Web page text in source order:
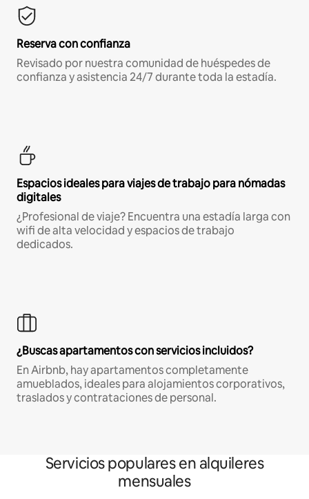
Reserva con confianza
Revisado por nuestra comunidad de huéspedes de
confianza y asistencia 24/7 durante toda la estadía.
Espacios ideales para viajes de trabajo para nómadas
digitales
¿Profesional de viaje? Encuentra una estadía larga con
wifi de alta velocidad y espacios de trabajo
dedicados.
¿Buscas apartamentos con servicios incluidos?
En Airbnb, hay apartamentos completamente
amueblados, ideales para alojamientos corporativos,
traslados y contrataciones de personal.
Servicios populares en alquileres
mensuales